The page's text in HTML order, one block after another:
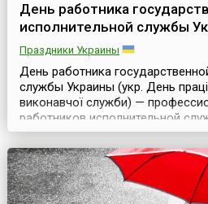
День работника
исполнительной службы
Праздники Украины
День работника
службы Украины (укр. День
виконавчої служби) —
работников исполнительной
юстиции Украины, который
года ежегодно 17 декабря. В
профессиональных праздников
подписания соответствующего
страны Виктором ...